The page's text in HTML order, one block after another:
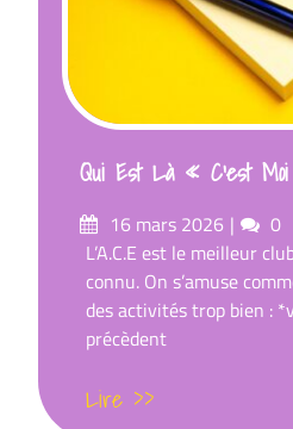
Qui Est Là « C’est
Posté
sur
16 mars 2026
0
L’A.C.E est le meilleur
connu. On s’amuse
des activités trop bien :
précèdent
Lire >>